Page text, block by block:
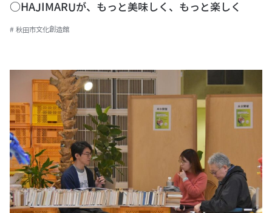
○HAJIMARUが、もっと美味しく、もっと楽しく
# 秋田市文化創造館